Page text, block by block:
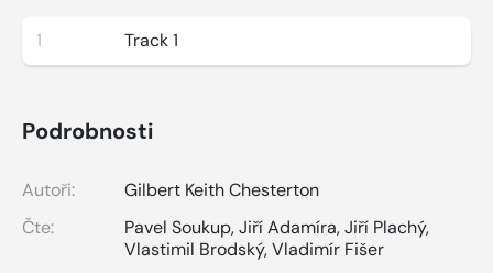
1 Track 1
Podrobnosti
Autoři:
Gilbert Keith Chesterton
Čte:
Pavel Soukup,Jiří Adamíra,Jiří Plachý,
Vlastimil Brodský,Vladimír Fišer